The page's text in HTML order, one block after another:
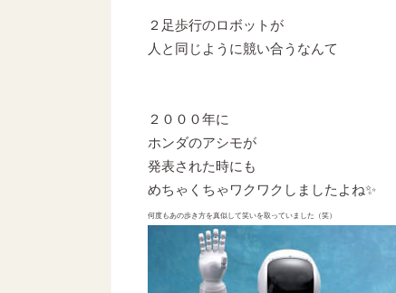
２足歩行のロボットが
人と同じように競い合うなんて
２０００年に
ホンダのアシモが
発表された時にも
めちゃくちゃワクワクしましたよね✨
何度もあの歩き方を真似して笑いを取っていました（笑）